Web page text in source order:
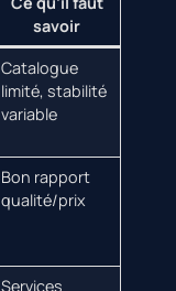
savoir
Catalogue
limité, stabilité
variable
Bon rapport
qualité/prix
Services